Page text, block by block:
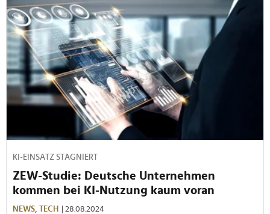
KI-EINSATZ STAGNIERT
ZEW-Studie: Deutsche Unternehmen
kommen bei KI-Nutzung kaum voran
NEWS, TECH | 28.08.2024